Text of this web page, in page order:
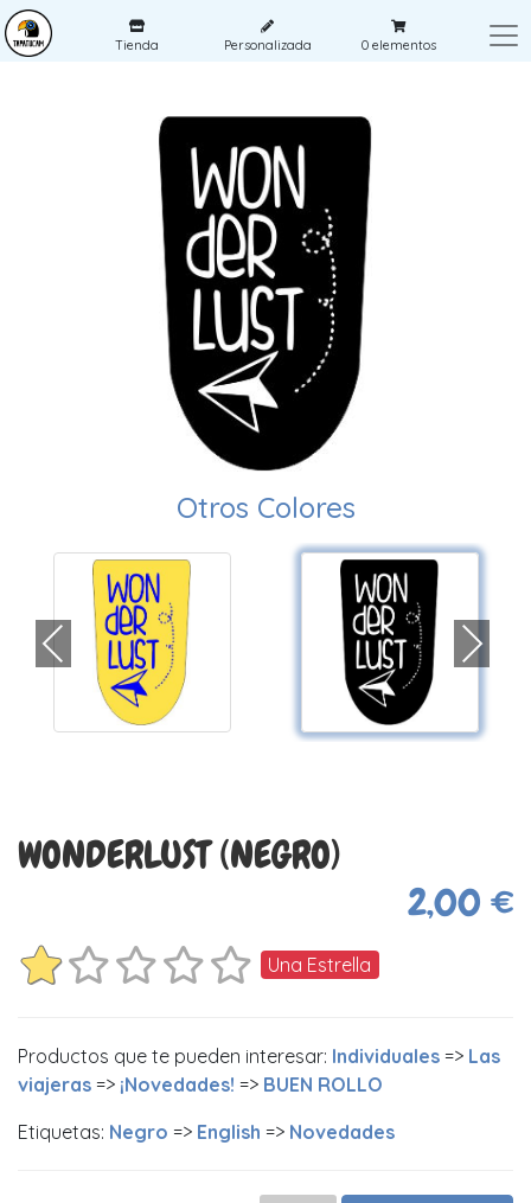
Tienda Personalizada 0elementos
Otros Colores
WONDERLUST (NEGRO)
2,00 €
Una Estrella
Productos que te pueden interesar: Individuales => Las
viajeras => ¡Novedades! => BUEN ROLLO
Etiquetas: Negro => English => Novedades